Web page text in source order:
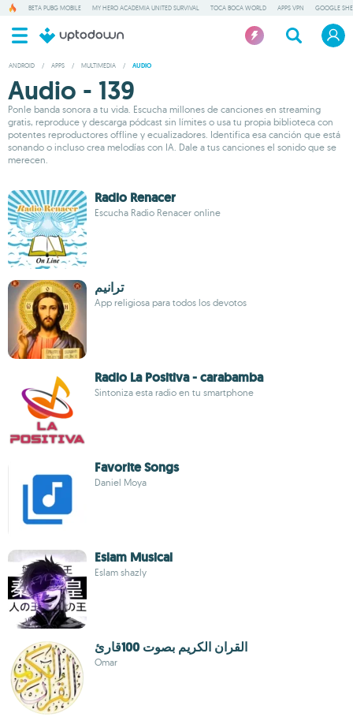
BETA PUBG MOBILE MY HERO ACADEMIA UNITED SURVIVAL TOCA BOCA WORLD APPS VPN GOOGLE
ANDROID / APPS / MULTIMEDIA / AUDIO
Audio - 139
Ponle banda sonora a tu vida. Escucha millones de canciones en streaming
gratis, reproduce y descarga pódcast sin límites o usa tu propia biblioteca con
potentes reproductores offline y ecualizadores. Identifica esa canción que está
sonando o incluso crea melodías con IA. Dale a tus canciones el sonido que se
merecen.
Radio Renacer
Escucha Radio Renacer online
ترانيم
App religiosa para todos los devotos
Radio La Positiva - carabamba
Sintoniza esta radio en tu smartphone
Favorite Songs
Daniel Moya
Eslam Musical
Eslam shazly
القران الكريم بصوت 100قارئ
Omar